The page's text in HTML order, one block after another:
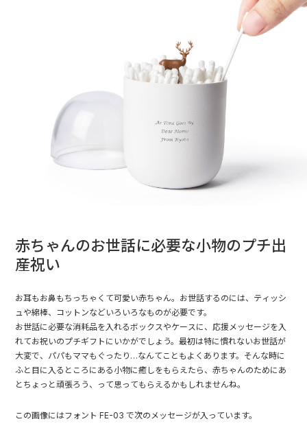
赤ちゃんのお世話に必要な小物のプチ出
産祝い
お耳もお鼻もちっちゃくて可愛い赤ちゃん。お世話するのには、ティッシ
ュや綿棒、コットンなどいろいろなものが必要です。
お世話に必要な消耗品を入れるボックスやケースに、応援メッセージを入
れてお祝いのプチギフトにいかがでしょう。最初は特に慣れないお世話が
大変で、パパもママもぐったり…なんてこともよくあります。そんな時に
ふと目に入るところにある小物に癒しをもらえたら、赤ちゃんのためにあ
とちょっと頑張ろう、って思ってもらえるかもしれませんね。
この画像にはフォント FE-03 で次のメッセージが入っています。